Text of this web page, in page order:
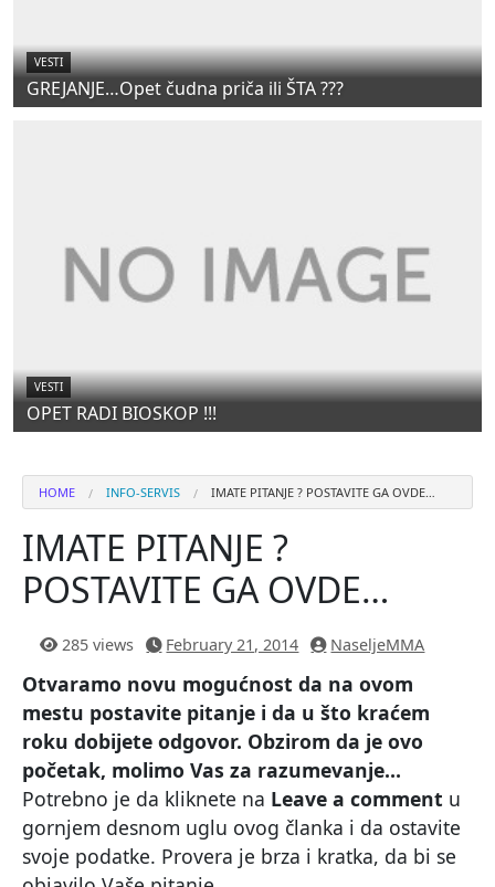
VESTI
GREJANJE…Opet čudna priča ili ŠTA ???
VESTI
OPET RADI BIOSKOP !!!
HOME INFO-SERVIS IMATE PITANJE ? POSTAVITE GA OVDE…
IMATE PITANJE ?
POSTAVITE GA OVDE…
285 views February 21, 2014 NaseljeMMA
Otvaramo novu mogućnost da na ovom
mestu postavite pitanje i da u što kraćem
roku dobijete odgovor. Obzirom da je ovo
početak, molimo Vas za razumevanje…
Potrebno je da kliknete na Leave a comment u
gornjem desnom uglu ovog članka i da ostavite
svoje podatke. Provera je brza i kratka, da bi se